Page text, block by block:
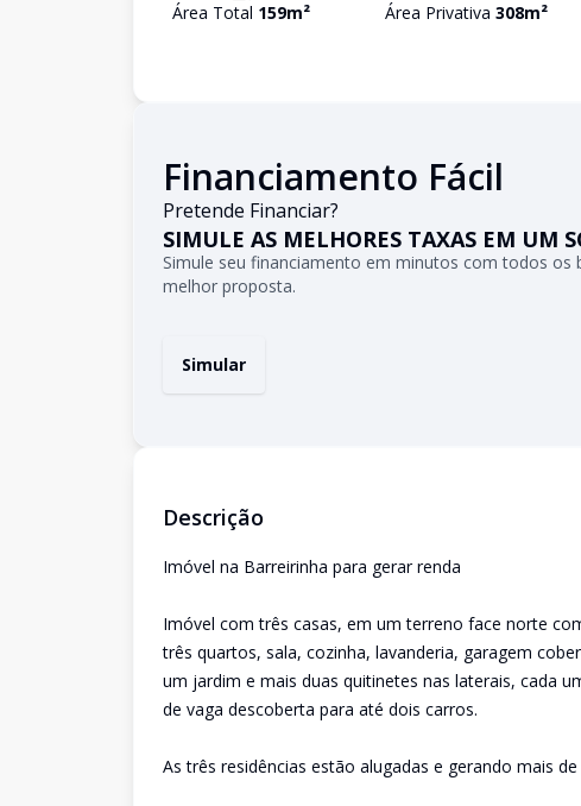
Área Total 159m² Área Privativa 308m²
Financiamento Fácil
Pretende Financiar?
SIMULE AS MELHORES TAXAS EM UM
Simule seu financiamento em minutos com todos os
melhor proposta.
Simular
Descrição
Imóvel na Barreirinha para gerar renda
Imóvel com três casas, em um terreno face norte
três quartos, sala, cozinha, lavanderia, garagem
um jardim e mais duas quitinetes nas laterais, cada
de vaga descoberta para até dois carros.
As três residências estão alugadas e gerando mais